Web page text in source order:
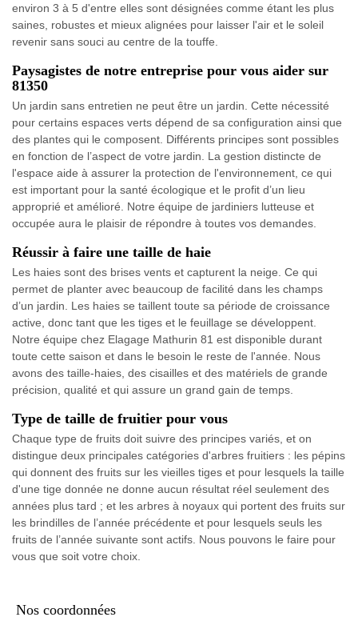
environ 3 à 5 d'entre elles sont désignées comme étant les plus
saines, robustes et mieux alignées pour laisser l'air et le soleil
revenir sans souci au centre de la touffe.
Paysagistes de notre entreprise pour vous aider sur
81350
Un jardin sans entretien ne peut être un jardin. Cette nécessité
pour certains espaces verts dépend de sa configuration ainsi que
des plantes qui le composent. Différents principes sont possibles
en fonction de l’aspect de votre jardin. La gestion distincte de
l'espace aide à assurer la protection de l'environnement, ce qui
est important pour la santé écologique et le profit d’un lieu
approprié et amélioré. Notre équipe de jardiniers lutteuse et
occupée aura le plaisir de répondre à toutes vos demandes.
Réussir à faire une taille de haie
Les haies sont des brises vents et capturent la neige. Ce qui
permet de planter avec beaucoup de facilité dans les champs
d’un jardin. Les haies se taillent toute sa période de croissance
active, donc tant que les tiges et le feuillage se développent.
Notre équipe chez Elagage Mathurin 81 est disponible durant
toute cette saison et dans le besoin le reste de l'année. Nous
avons des taille-haies, des cisailles et des matériels de grande
précision, qualité et qui assure un grand gain de temps.
Type de taille de fruitier pour vous
Chaque type de fruits doit suivre des principes variés, et on
distingue deux principales catégories d'arbres fruitiers : les pépins
qui donnent des fruits sur les vieilles tiges et pour lesquels la taille
d'une tige donnée ne donne aucun résultat réel seulement des
années plus tard ; et les arbres à noyaux qui portent des fruits sur
les brindilles de l’année précédente et pour lesquels seuls les
fruits de l’année suivante sont actifs. Nous pouvons le faire pour
vous que soit votre choix.
Nos coordonnées